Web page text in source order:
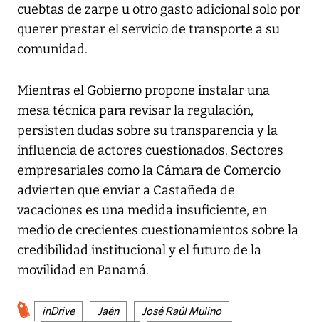
cuebtas de zarpe u otro gasto adicional solo por
querer prestar el servicio de transporte a su
comunidad.
Mientras el Gobierno propone instalar una
mesa técnica para revisar la regulación,
persisten dudas sobre su transparencia y la
influencia de actores cuestionados. Sectores
empresariales como la Cámara de Comercio
advierten que enviar a Castañeda de
vacaciones es una medida insuficiente, en
medio de crecientes cuestionamientos sobre la
credibilidad institucional y el futuro de la
movilidad en Panamá.
inDrive Jaén
José Raúl Mulino